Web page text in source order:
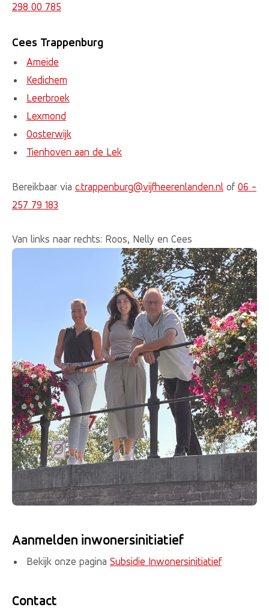
298 00 785
Cees Trappenburg
Ameide
Kedichem
Leerbroek
Lexmond
Oosterwijk
Tienhoven aan de Lek
Bereikbaar via c.trappenburg@vijfheerenlanden.nl of 06 -
257 79 183
Van links naar rechts: Roos, Nelly en Cees
Aanmelden inwonersinitiatief
Bekijk onze pagina Subsidie Inwonersinitiatief
Contact